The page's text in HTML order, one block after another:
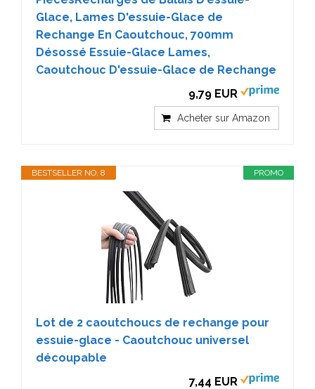
Glace, Lames D'essuie-Glace de
Rechange En Caoutchouc, 700mm
Désossé Essuie-Glace Lames,
Caoutchouc D'essuie-Glace de Rechange
9,79 EUR
Acheter sur Amazon
PROMO
BESTSELLER NO. 8
Lot de 2 caoutchoucs de rechange pour
essuie-glace - Caoutchouc universel
découpable
7,44 EUR